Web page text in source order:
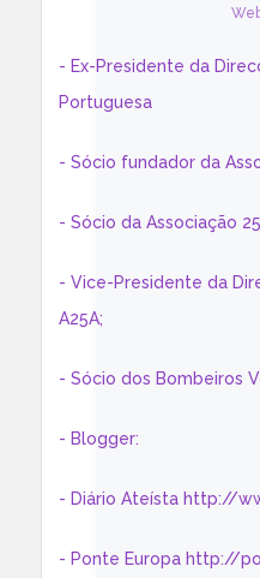
- Ex-Presidente da
Portuguesa
- Sócio fundador da
- Sócio da Associação
- Vice-Presidente da
A25A;
- Sócio dos Bombeiros
- Blogger:
- Diário Ateísta http://
- Ponte Europa http://